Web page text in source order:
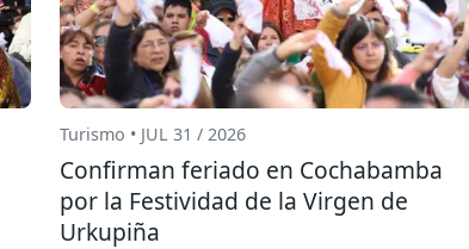
Turismo • JUL 31 / 2026
Confirman feriado en Cochabamba
por la Festividad de la Virgen de
Urkupiña